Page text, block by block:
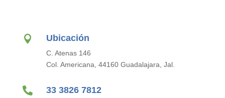
 Ubicación
C. Atenas 146
Col. Americana, 44160 Guadalajara, Jal.
 33 3826 7812